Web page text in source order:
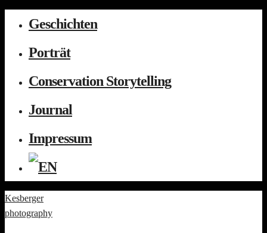
Geschichten
Porträt
Conservation Storytelling
Journal
Impressum
Kesberger
photography